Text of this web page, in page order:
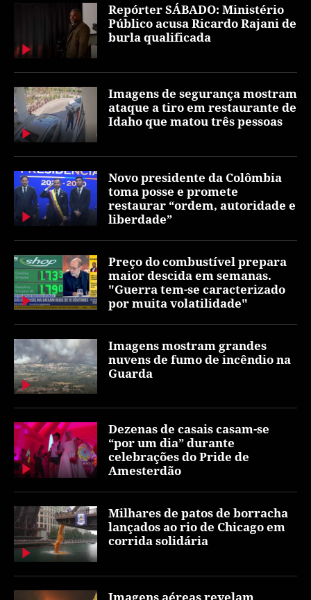
Repórter SÁBADO: Ministério
Público acusa Ricardo Rajani de
burla qualificada
Imagens de segurança mostram
ataque a tiro em restaurante de
Idaho que matou três pessoas
Novo presidente da Colômbia
toma posse e promete
restaurar “ordem, autoridade e
liberdade”
Preço do combustível prepara
maior descida em semanas.
"Guerra tem-se caracterizado
por muita volatilidade"
Imagens mostram grandes
nuvens de fumo de incêndio na
Guarda
Dezenas de casais casam-se
“por um dia” durante
celebrações do Pride de
Amesterdão
Milhares de patos de borracha
lançados ao rio de Chicago em
corrida solidária